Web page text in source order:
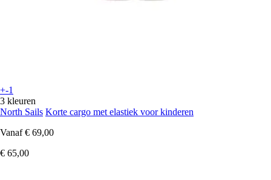
+-1
3 kleuren
North Sails Korte cargo met elastiek voor kinderen
Vanaf € 69,00
€ 65,00